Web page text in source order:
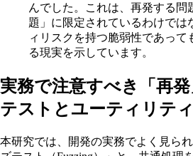
んでした。これは、再発する問
題」に限定されているわけでは
ィリスクを持つ脆弱性であって
る現実を示しています。
実務で注意すべき「再
テストとユーティリテ
本研究では、開発の実務でよく見ら